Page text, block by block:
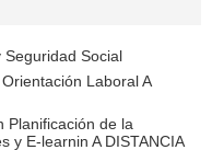
Seguridad Social
Laboral A
Planificación de la
y E-learnin A DISTANCIA